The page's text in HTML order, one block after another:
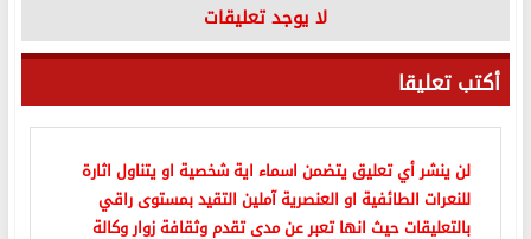
لا يوجد تعليقات
أكتب تعليقا
لن ينشر أي تعليق يتضمن اسماء اية شخصية او يتناول اثارة
للنعرات الطائفية او العنصرية آملين التقيد بمستوى راقي
بالتعليقات حيث انها تعبر عن مدى تقدم وثقافة زوار وكالة